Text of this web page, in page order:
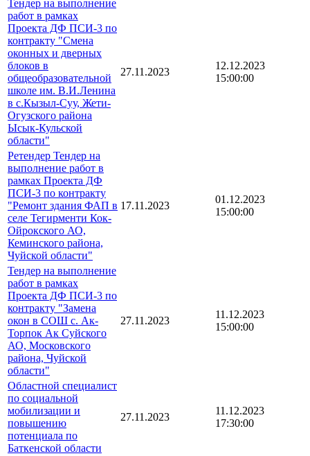
Тендер на выполнение
работ в рамках
Проекта ДФ ПСИ-3 по
контракту "Смена
оконных и дверных
блоков в
общеобразовательной
школе им. В.И.Ленина
в с.Кызыл-Суу, Жети-
Огузского района
Ысык-Кульской
области"
27.11.2023
12.12.2023
15:00:00
Ретендер Тендер на
выполнение работ в
рамках Проекта ДФ
ПСИ-3 по контракту
"Ремонт здания ФАП в
селе Тегирменти Кок-
Ойрокского АО,
Кеминского района,
Чуйской области"
17.11.2023
01.12.2023
15:00:00
Тендер на выполнение
работ в рамках
Проекта ДФ ПСИ-3 по
контракту "Замена
окон в СОШ с. Ак-
Торпок Ак Суйского
АО, Московского
района, Чуйской
области"
27.11.2023
11.12.2023
15:00:00
Областной специалист
по социальной
мобилизации и
повышению
потенциала по
Баткенской области
27.11.2023
11.12.2023
17:30:00